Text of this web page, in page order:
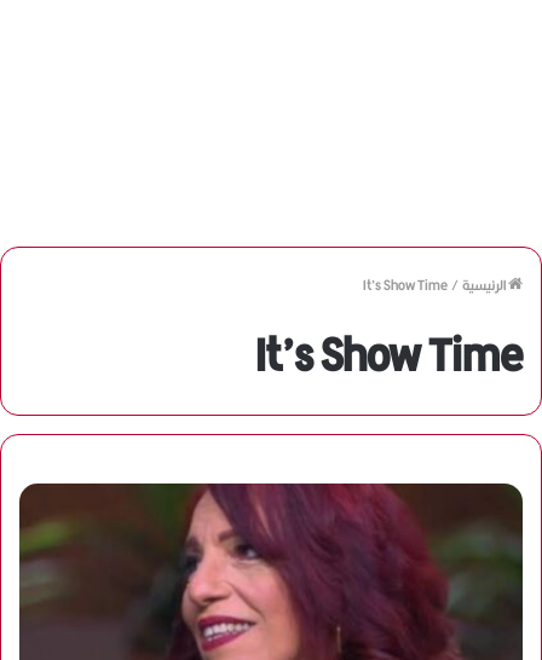
الرئيسية/
It’s Show Time
It’s Show Time